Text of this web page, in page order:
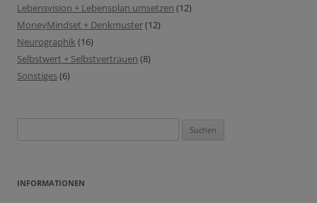
Lebensvision + Lebensplan umsetzen (12)
MoneyMindset + Denkmuster(12)
Neurographik(16)
Selbstwert + Selbstvertrauen (8)
Sonstiges(6)
nach:
INFORMATIONEN